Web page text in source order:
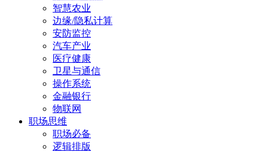
智慧农业
边缘/隐私计算
安防监控
汽车产业
医疗健康
卫星与通信
操作系统
金融银行
物联网
职场思维
职场必备
逻辑排版